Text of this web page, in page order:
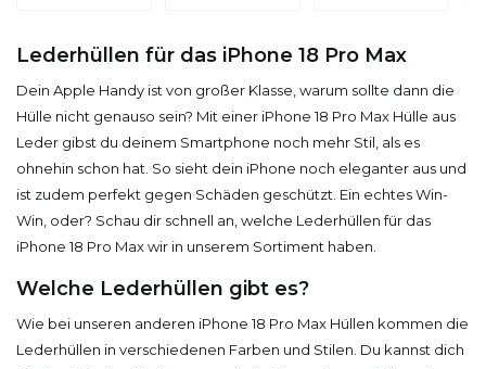
Lederhüllen für das iPhone 18 Pro Max
Dein Apple Handy ist von großer Klasse, warum sollte dann die
Hülle nicht genauso sein? Mit einer iPhone 18 Pro Max Hülle aus
Leder gibst du deinem Smartphone noch mehr Stil, als es
ohnehin schon hat. So sieht dein iPhone noch eleganter aus und
ist zudem perfekt gegen Schäden geschützt. Ein echtes Win-
Win, oder? Schau dir schnell an, welche Lederhüllen für das
iPhone 18 Pro Max wir in unserem Sortiment haben.
Welche Lederhüllen gibt es?
Wie bei unseren anderen iPhone 18 Pro Max Hüllen kommen die
Lederhüllen in verschiedenen Farben und Stilen. Du kannst dich